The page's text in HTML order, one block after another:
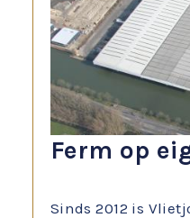
Ferm op
Sinds 2012 is